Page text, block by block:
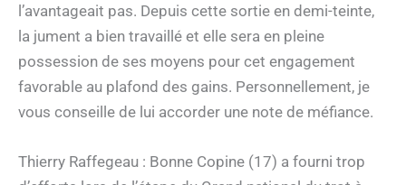
l’avantageait pas. Depuis cette sortie en demi-teinte,
la jument a bien travaillé et elle sera en pleine
possession de ses moyens pour cet engagement
favorable au plafond des gains. Personnellement, je
vous conseille de lui accorder une note de méfiance.
Thierry Raffegeau : Bonne Copine (17) a fourni trop